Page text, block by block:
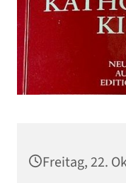
Freitag, 22.